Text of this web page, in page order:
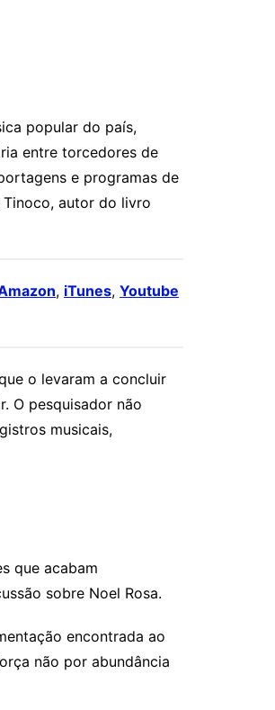
popular do país,
entre torcedores de
e programas de
autor do livro
, iTunes, Youtube
o levaram a concluir
O pesquisador não
musicais,
que acabam
sobre Noel Rosa.
encontrada ao
não por abundância